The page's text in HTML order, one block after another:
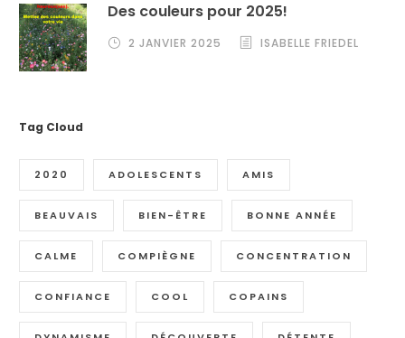
Des couleurs pour 2025!
2 JANVIER 2025 ISABELLE FRIEDEL
Tag Cloud
2020 ADOLESCENTS AMIS
BEAUVAIS BIEN-ÊTRE BONNE ANNÉE
CALME COMPIÈGNE CONCENTRATION
CONFIANCE COOL COPAINS